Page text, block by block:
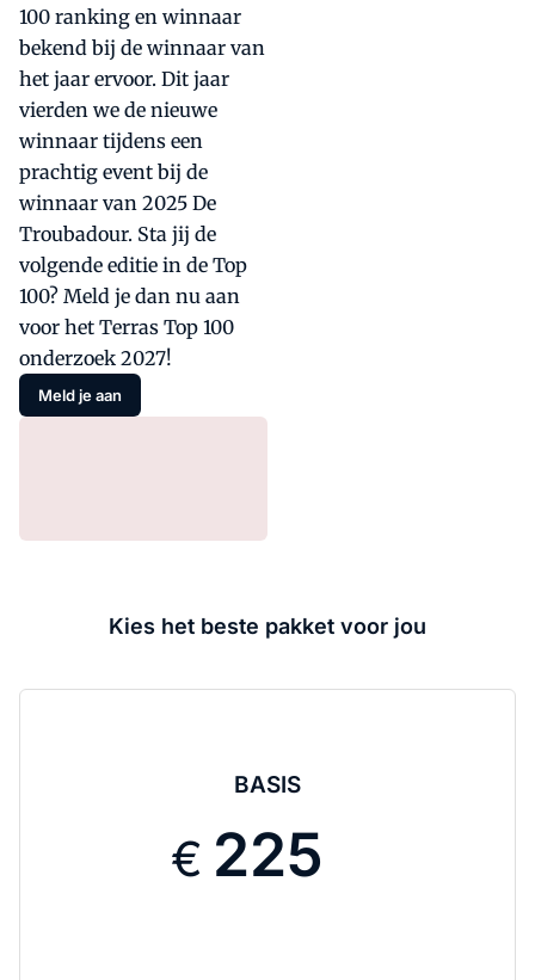
100 ranking en winnaar
bekend bij de winnaar van
het jaar ervoor. Dit jaar
vierden we de nieuwe
winnaar tijdens een
prachtig event bij de
winnaar van 2025 De
Troubadour. Sta jij de
volgende editie in de Top
100? Meld je dan nu aan
voor het Terras Top 100
onderzoek 2027!
Meld je aan
Kies het beste pakket voor jou
BASIS
225